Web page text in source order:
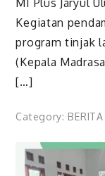
MI Plus Jaryul
Kegiatan
program tinjak
(Kepala
[…]
Category: BERITA